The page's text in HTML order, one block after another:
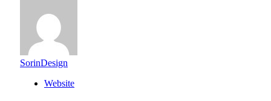
SorinDesign
Website